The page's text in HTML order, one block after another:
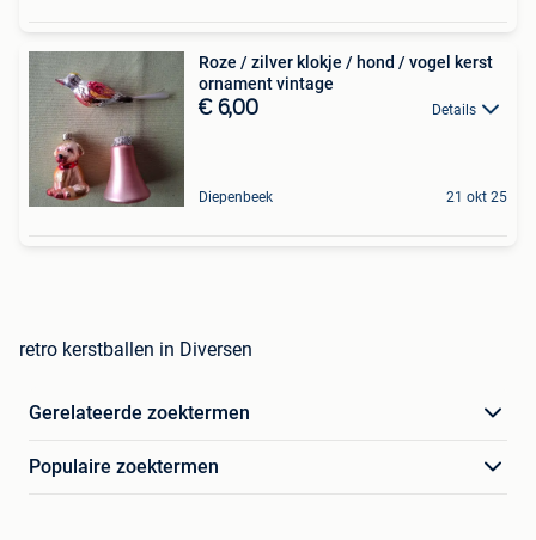
Roze / zilver klokje / hond / vogel kerst
ornament vintage
€ 6,00 Details
Diepenbeek 21 okt 25
retro kerstballen in Diversen
Gerelateerde zoektermen
Populaire zoektermen